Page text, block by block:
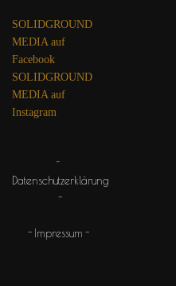
SOLIDGROUND
MEDIA auf
Facebook
SOLIDGROUND
MEDIA auf
Instagram
Datenschutzerklärung
Impressum